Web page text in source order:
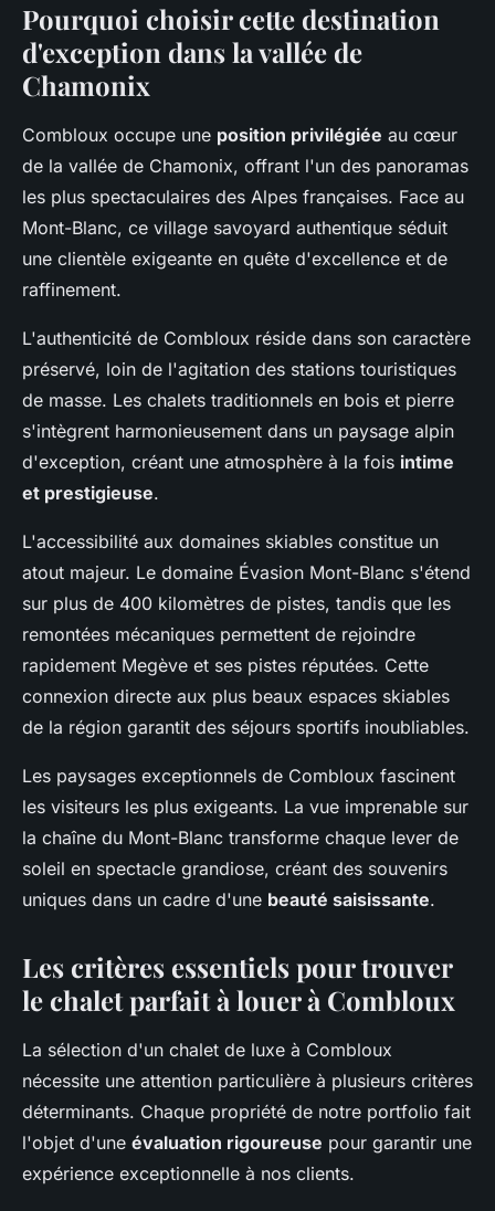
Pourquoi choisir cette destination
d'exception dans la vallée de
Chamonix
Combloux occupe une position privilégiée au cœur
de la vallée de Chamonix, offrant l'un des panoramas
les plus spectaculaires des Alpes françaises. Face au
Mont-Blanc, ce village savoyard authentique séduit
une clientèle exigeante en quête d'excellence et de
raffinement.
L'authenticité de Combloux réside dans son caractère
préservé, loin de l'agitation des stations touristiques
de masse. Les chalets traditionnels en bois et pierre
s'intègrent harmonieusement dans un paysage alpin
d'exception, créant une atmosphère à la fois intime
et prestigieuse.
L'accessibilité aux domaines skiables constitue un
atout majeur. Le domaine Évasion Mont-Blanc s'étend
sur plus de 400 kilomètres de pistes, tandis que les
remontées mécaniques permettent de rejoindre
rapidement Megève et ses pistes réputées. Cette
connexion directe aux plus beaux espaces skiables
de la région garantit des séjours sportifs inoubliables.
Les paysages exceptionnels de Combloux fascinent
les visiteurs les plus exigeants. La vue imprenable sur
la chaîne du Mont-Blanc transforme chaque lever de
soleil en spectacle grandiose, créant des souvenirs
uniques dans un cadre d'une beauté saisissante.
Les critères essentiels pour trouver
le chalet parfait à louer à Combloux
La sélection d'un chalet de luxe à Combloux
nécessite une attention particulière à plusieurs critères
déterminants. Chaque propriété de notre portfolio fait
l'objet d'une évaluation rigoureuse pour garantir une
expérience exceptionnelle à nos clients.